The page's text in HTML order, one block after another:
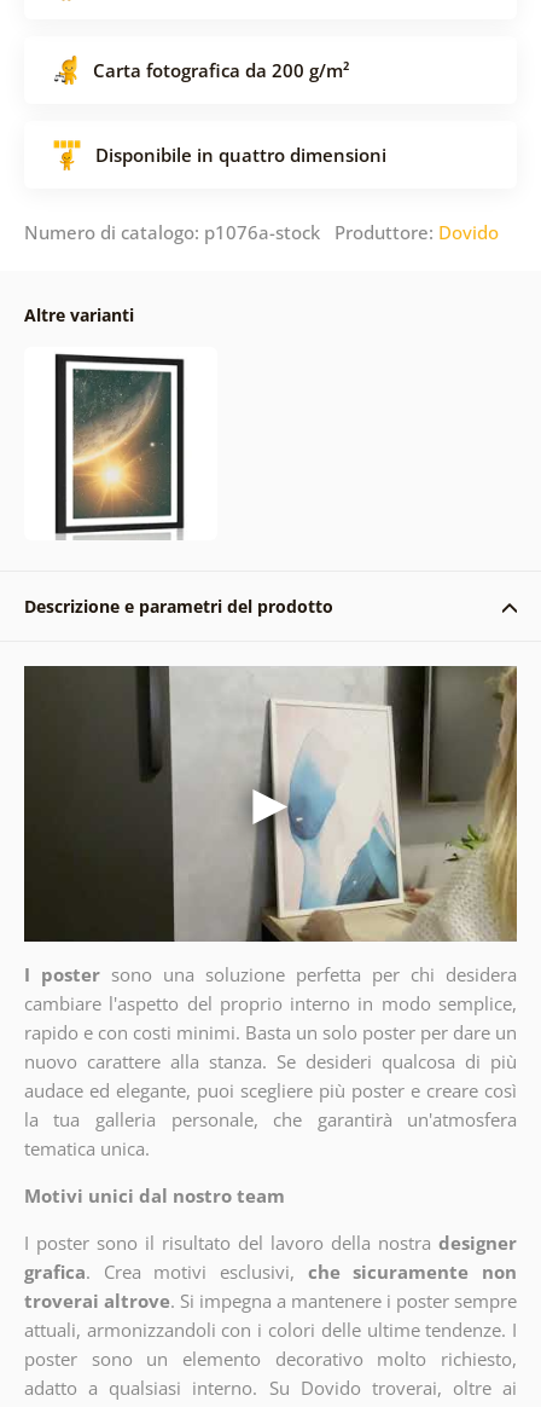
Carta fotografica da 200 g/m²
Disponibile in quattro dimensioni
Numero di catalogo: p1076a-stock Produttore: Dovido
Altre varianti
Descrizione e parametri del prodotto
I poster sono una soluzione perfetta per chi desidera
cambiare l'aspetto del proprio interno in modo semplice,
rapido e con costi minimi. Basta un solo poster per dare un
nuovo carattere alla stanza. Se desideri qualcosa di più
audace ed elegante, puoi scegliere più poster e creare così
la tua galleria personale, che garantirà un'atmosfera
tematica unica.
Motivi unici dal nostro team
I poster sono il risultato del lavoro della nostra designer
grafica. Crea motivi esclusivi, che sicuramente non
troverai altrove. Si impegna a mantenere i poster sempre
attuali, armonizzandoli con i colori delle ultime tendenze. I
poster sono un elemento decorativo molto richiesto,
adatto a qualsiasi interno. Su Dovido troverai, oltre ai